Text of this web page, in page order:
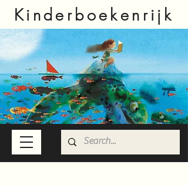
Kinderboekenrijk